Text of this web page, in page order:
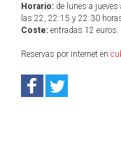
Horario: de lunes a
las 22, 22:15 y 22:30
Coste: entradas 12 euros.
Reservas por internet en